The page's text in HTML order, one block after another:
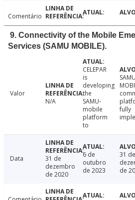
Comentário
9. Connectivity of the Mobile
Services (SAMU MOBILE).
Valor
N/A
CELEPAR
is
developing
the
SAMU-
mobile
platform
to
SAMU
fully
Data
31 de
dezembro
de 2020
6 de
outubro
de 2023
31 de
de